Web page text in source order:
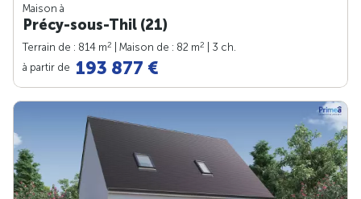
Maison à
Précy-sous-Thil (21)
Terrain de : 814 m2 | Maison de : 82 m2
| 3 ch.
à partir de 193 877 €